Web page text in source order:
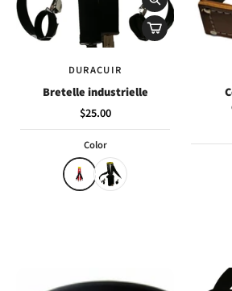
DURACUIR
Bretelle industrielle
$25.00
Color